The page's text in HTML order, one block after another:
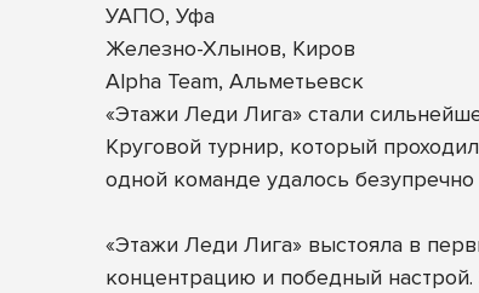
УАПО, Уфа
Железно-Хлынов, Киров
Alpha Team, Альметьевск
«Этажи Леди Лига» стали
Круговой турнир, который
одной команде удалось
«Этажи Леди Лига» выстояла в
концентрацию и победный